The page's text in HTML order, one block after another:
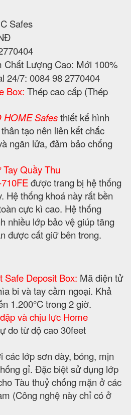
Safes
Chất Lượng Cao: Mới 100%
24/7: 0084 98 2770404
Box: Thép cao cấp (Thép
HOME Safesthiết kế hình
tạo nên liên kết chắc
ngăn lửa, đảm bảo chống
Quầy Thu
được trang bị hệ thống
Hệ thống khoá này rất bền
cực kì cao. Hệ thống
nhiều lớp bảo vệ giúp tăng
được cất giữ bên trong.
Safe Deposit Box: Mã điện tử
bi và tay cầm ngoại. Khả
1.200°C trong 2 giờ.
và chịu lực Home
do từ độ cao 30feet
lớp sơn dày, bóng, mịn
gỉ. Đặc biệt sử dụng lớp
Tàu thuỷ chống mặn ở các
(Công nghệ này chỉ có ở